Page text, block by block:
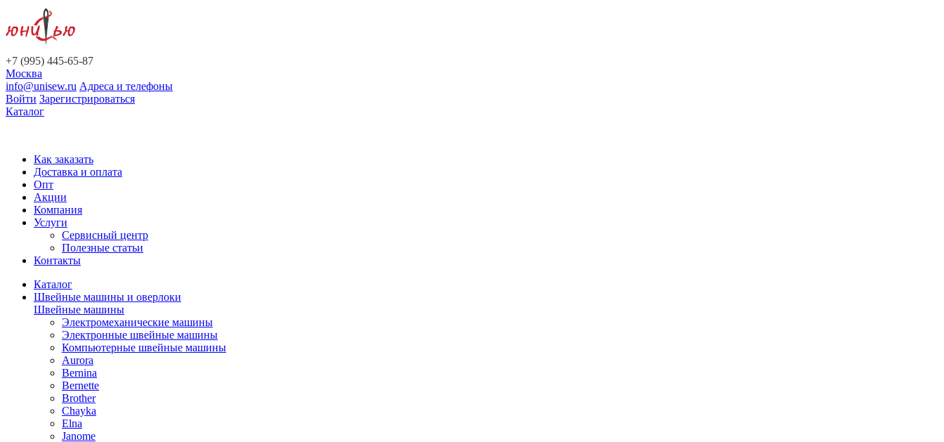
+7 (995) 445-65-87
Москва
info@unisew.ru Адреса и телефоны
Войти Зарегистрироваться
Каталог
Как заказать
Доставка и оплата
Опт
Акции
Компания
Услуги
Сервисный центр
Полезные статьи
Контакты
Каталог
Швейные машины и оверлоки
Швейные машины
Электромеханические машины
Электронные швейные машины
Компьютерные швейные машины
Aurora
Bernina
Bernette
Brother
Chayka
Elna
Janome